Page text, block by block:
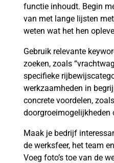
functie inhoudt. Begin
van met lange lijsten
weten wat het hen
Gebruik relevante
zoeken, zoals
specifieke
werkzaamheden in
concrete voordelen,
doorgroeimogelijkheden
Maak je bedrijf
de werksfeer, het team
Voeg foto’s toe van de